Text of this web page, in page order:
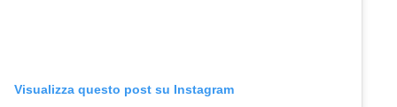
Visualizza questo post su Instagram